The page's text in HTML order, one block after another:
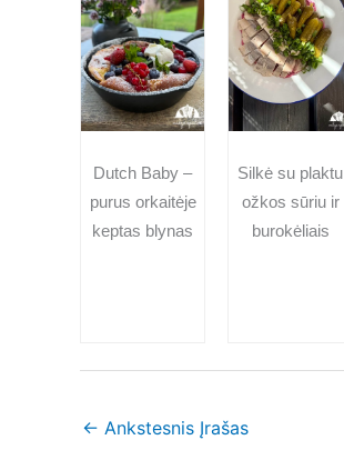
Dutch Baby –
purus orkaitėje
keptas blynas
Silkė su plaktu
ožkos sūriu ir
burokėliais
← Ankstesnis Įrašas